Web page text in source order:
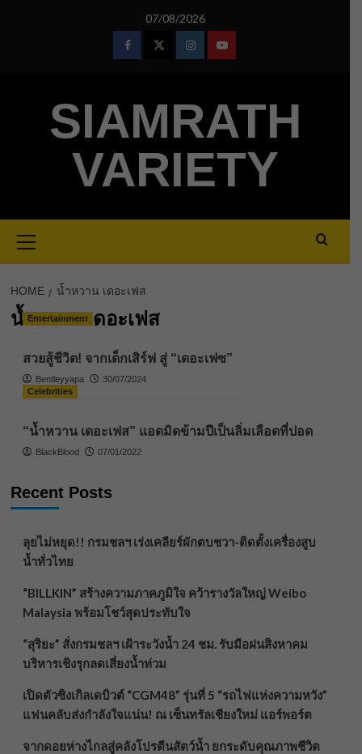
07/08/2026
FacebookTwitterInstagramYoutube
SIAMRATH
VARIETY
Menu
HOME น้ำหวาน เดอะเฟส
น้ำหวาน เดอะเฟส
Entertainment
สวยสู้ชีวิต! จากเด็กเสิร์ฟ สู่ “เดอะเฟซ”
Bentleyyapa
30/07/2024
Celebrities
“น้ำหวาน เดอะเฟส” แอดมิดข้ามปีเป็นลิ่มเลือดที่ปอด
BlackBlood 07/01/2022
Recent Posts
ลุยไม่หยุด!! กรมชลฯ เร่งเคลียร์ผักตบชวา-ติดตั้งเครื่องสูบ
น้ำทั่วไทย
“BILLKIN” สร้างความภาคภูมิใจ คว้ารางวัลใหญ่ Weibo
Malaysia พร้อมโชว์สุดประทับใจ
“สุริยะ” สั่งกรมชลฯ เฝ้าระวังน้ำ 24 ชม. รับมือฝนสิงหาคม
บริหารเชิงรุกลดเสี่ยงน้ำท่วม
เปิดตัวซิงเกิลเดบิวต์ “CGM48” รุ่นที่ 5 “รถไฟแห่งความหวัง”
แฟนคลับส่งกำลังใจแน่น! ณ เซ็นทรัลเชียงใหม่ แอร์พอร์ต
จากดอยห่างไกลสู่คลังโปรตีนสัตว์น้ำ ยกระดับคุณภาพชีวิต